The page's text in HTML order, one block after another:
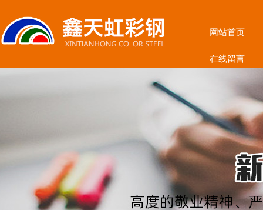
网站首页
在线留言